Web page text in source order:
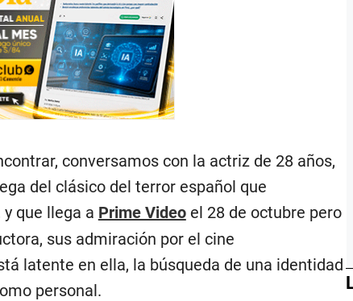
conversamos con la actriz de 28 años,
del clásico del terror español que
y que llega a Prime Videoel 28 de octubre pero
sus admiración por el cine
latente en ella, la búsqueda de una identidad
personal.